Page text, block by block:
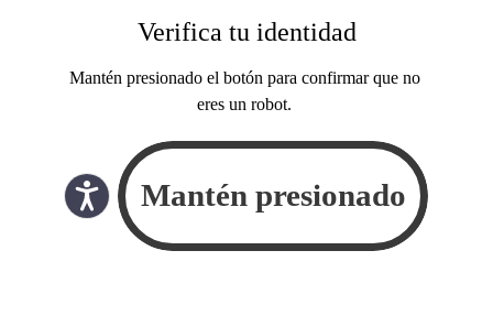
Verifica tu identidad
Mantén presionado el botón para confirmar que no
eres un robot.